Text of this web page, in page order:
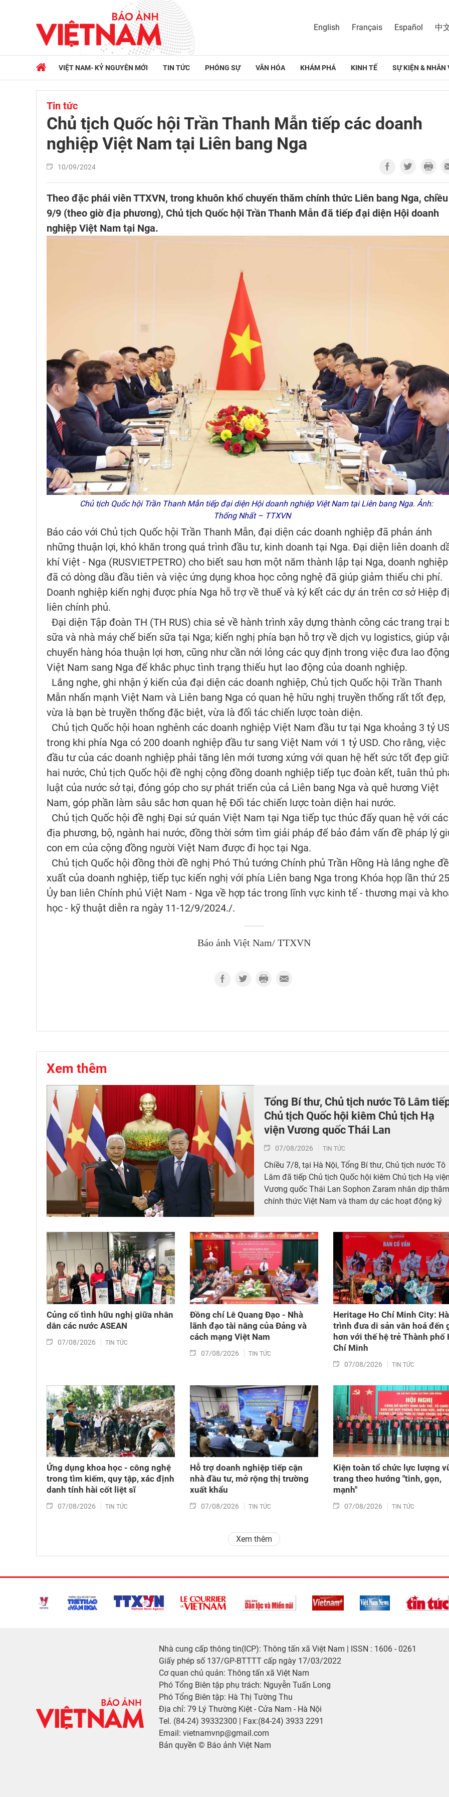
English Français Español 中
VIỆT NAM- KỶ NGUYÊN MỚI TIN TỨC PHÓNG SỰ VĂN HÓA KHÁM PHÁ KINH TẾ SỰ KIỆN & NHÂN
Tin tức
Chủ tịch Quốc hội Trần Thanh Mẫn tiếp các doanh
nghiệp Việt Nam tại Liên bang Nga
10/09/2024
Theo đặc phái viên TTXVN, trong khuôn khổ chuyến thăm chính thức Liên bang Nga, chiều
9/9 (theo giờ địa phương), Chủ tịch Quốc hội Trần Thanh Mẫn đã tiếp đại diện Hội doanh
nghiệp Việt Nam tại Nga.
Chủ tịch Quốc hội Trần Thanh Mẫn tiếp đại diện Hội doanh nghiệp Việt Nam tại Liên bang Nga. Ảnh:
Thống Nhất – TTXVN
Báo cáo với Chủ tịch Quốc hội Trần Thanh Mẫn, đại diện các doanh nghiệp đã phản ánh
những thuận lợi, khó khăn trong quá trình đầu tư, kinh doanh tại Nga. Đại diện liên doanh
khí Việt - Nga (RUSVIETPETRO) cho biết sau hơn một năm thành lập tại Nga, doanh nghiệp
đã có dòng dầu đầu tiên và việc ứng dụng khoa học công nghệ đã giúp giảm thiểu chi phí.
Doanh nghiệp kiến nghị được phía Nga hỗ trợ về thuế và ký kết các dự án trên cơ sở Hiệp
liên chính phủ.
Đại diện Tập đoàn TH (TH RUS) chia sẻ về hành trình xây dựng thành công các trang trại
sữa và nhà máy chế biến sữa tại Nga; kiến nghị phía bạn hỗ trợ về dịch vụ logistics, giúp
chuyển hàng hóa thuận lợi hơn, cũng như cần nới lỏng các quy định trong việc đưa lao động
Việt Nam sang Nga để khắc phục tình trạng thiếu hụt lao động của doanh nghiệp.
Lắng nghe, ghi nhận ý kiến của đại diện các doanh nghiệp, Chủ tịch Quốc hội Trần Thanh
Mẫn nhấn mạnh Việt Nam và Liên bang Nga có quan hệ hữu nghị truyền thống rất tốt đẹp,
vừa là bạn bè truyền thống đặc biệt, vừa là đối tác chiến lược toàn diện.
Chủ tịch Quốc hội hoan nghênh các doanh nghiệp Việt Nam đầu tư tại Nga khoảng 3 tỷ
trong khi phía Nga có 200 doanh nghiệp đầu tư sang Việt Nam với 1 tỷ USD. Cho rằng, việc
đầu tư của các doanh nghiệp phải tăng lên mới tương xứng với quan hệ hết sức tốt đẹp
hai nước, Chủ tịch Quốc hội đề nghị cộng đồng doanh nghiệp tiếp tục đoàn kết, tuân thủ
luật của nước sở tại, đóng góp cho sự phát triển của cả Liên bang Nga và quê hương Việt
Nam, góp phần làm sâu sắc hơn quan hệ Đối tác chiến lược toàn diện hai nước.
Chủ tịch Quốc hội đề nghị Đại sứ quán Việt Nam tại Nga tiếp tục thúc đẩy quan hệ với các
địa phương, bộ, ngành hai nước, đồng thời sớm tìm giải pháp để bảo đảm vấn đề pháp lý
con em của cộng đồng người Việt Nam được đi học tại Nga.
Chủ tịch Quốc hội đồng thời đề nghị Phó Thủ tướng Chính phủ Trần Hồng Hà lắng nghe đề
xuất của doanh nghiệp, tiếp tục kiến nghị với phía Liên bang Nga trong Khóa họp lần thứ 25
Ủy ban liên Chính phủ Việt Nam - Nga về hợp tác trong lĩnh vực kinh tế - thương mại và
học - kỹ thuật diễn ra ngày 11-12/9/2024./.
Báo ảnh Việt Nam/ TTXVN
Xem thêm
Tổng Bí thư, Chủ tịch nước Tô Lâm
Chủ tịch Quốc hội kiêm Chủ tịch Hạ
viện Vương quốc Thái Lan
07/08/2026 TIN TỨC
Chiều 7/8, tại Hà Nội, Tổng Bí thư, Chủ tịch nước Tô
Lâm đã tiếp Chủ tịch Quốc hội kiêm Chủ tịch Hạ
Vương quốc Thái Lan Sophon Zaram nhân dịp thăm
chính thức Việt Nam và tham dự các hoạt động kỷ
Củng cố tình hữu nghị giữa nhân
dân các nước ASEAN
07/08/2026 TIN TỨC
Đồng chí Lê Quang Đạo - Nhà
lãnh đạo tài năng của Đảng và
cách mạng Việt Nam​
07/08/2026 TIN TỨC
Heritage Ho Chí Minh City:
trình đưa di sản văn hoá đến
hơn với thế hệ trẻ Thành phố
Chí Minh
07/08/2026 TIN TỨC
Ứng dụng khoa học - công nghệ
trong tìm kiếm, quy tập, xác định
danh tính hài cốt liệt sĩ
07/08/2026 TIN TỨC
Hỗ trợ doanh nghiệp tiếp cận
nhà đầu tư, mở rộng thị trường
xuất khẩu
07/08/2026 TIN TỨC
Kiện toàn tổ chức lực lượng
trang theo hướng "tinh, gọn,
mạnh"
07/08/2026 TIN TỨC
Xem thêm
Nhà cung cấp thông tin(ICP): Thông tấn xã Việt Nam | ISSN : 1606 - 0261
Giấy phép số 137/GP-BTTTT cấp ngày 17/03/2022
Cơ quan chủ quản: Thông tấn xã Việt Nam
Phó Tổng Biên tập phụ trách: Nguyễn Tuấn Long
Phó Tổng Biên tập: Hà Thị Tường Thu
Địa chỉ: 79 Lý Thường Kiệt - Cửa Nam - Hà Nội
Tel. (84-24) 39332300 | Fax:(84-24) 3933 2291
Email: vietnamvnp@gmail.com
Bản quyền © Báo ảnh Việt Nam